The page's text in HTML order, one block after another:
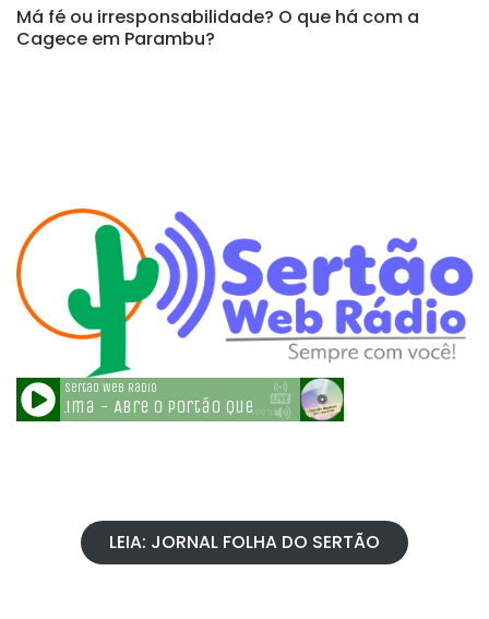
Má fé ou irresponsabilidade? O que há com a
Cagece em Parambu?
LEIA: JORNAL FOLHA DO SERTÃO